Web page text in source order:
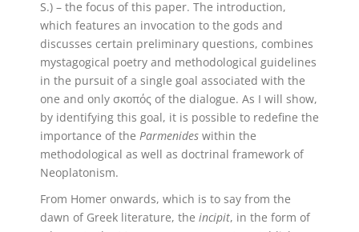
S.) – the focus of this paper. The introduction,
which features an invocation to the gods and
discusses certain preliminary questions, combines
mystagogical poetry and methodological guidelines
in the pursuit of a single goal associated with the
one and only σκοπός of the dialogue. As I will show,
by identifying this goal, it is possible to redefine the
importance of the Parmenides within the
methodological as well as doctrinal framework of
Neoplatonism.
From Homer onwards, which is to say from the
dawn of Greek literature, the incipit, in the form of